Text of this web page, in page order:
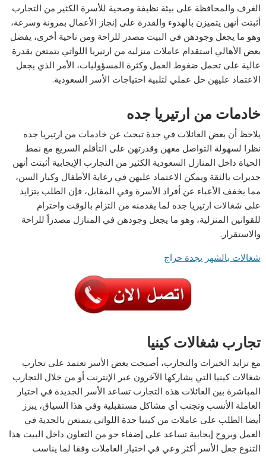
الغرف والمحافظة على بيئة نظيفة وصحية للأسرة الكثير من التجارب
أثبتت أنهن يتميزن بالهدوء والقدرة على إنجاز الأعمال بمرونة وسرعة،
وهو ما يجعل وجودهن في البيت مصدر للراحة ومن ناحية أخرى، يفضل
بعض الأهالي استقدام عاملات منزليه من ارتيريا اللواتي يتمتعن بقدرة
عالية على تحمل ضغوط العمل وكثرة المسؤوليات، الأمر الذي يجعل
الاعتماد عليهن حل عملي لتلبية احتياجات الأسر السعودية.
خادمات من ارتيريا جده
يلاحظ أن بعض العائلات في جدة تبحث عن خادمات من ارتيريا جده
نظرا لسهولة التواصل معهن وقدرتهن على التأقلم السريع مع نمط
الحياة داخل المنازل السعودية الكثير من التجارب الإيجابية أثبتت أنهن
جديرات بالثقة ويمكن الاعتماد عليهن في رعاية الأطفال وكبار السن،
مما يخفف الأعباء عن أفراد الأسرة وفي المقابل، فإن الطلب يتزايد
على شغالات ارتيريا جده لما يقدمنه من التزام بالوقت واحترام
للقوانين المنزلية، وهو ما يجعل وجودهن في المنازل مصدراً للراحة
والاستقرار.
شغالات بالشهر بجدة حراج
تجارب شغالات كينيا
مع تزايد الخبرات والتجارب، أصبحت بعض الأسر تعتمد على تجارب
شغالات كينيا التي يشاركها الآخرون عبر الإنترنت أو من خلال التجارب
المباشرة بين العائلات هذه التجارب تساعد الأسر الجديدة في اختيار
العاملة الأنسب وتجنب أي مشاكل مستقبلية وفي هذا السياق، يبرز
أيضا الطلب على عاملات من كينيا جدة اللواتي يتمتعن بالجدية في
العمل وبروح إيجابية تساعد على إضفاء جو من التعاون داخل البيت هذا
التنوع جعل الأسر أكثر وعي في اختيار العاملات وفقا لما يناسب